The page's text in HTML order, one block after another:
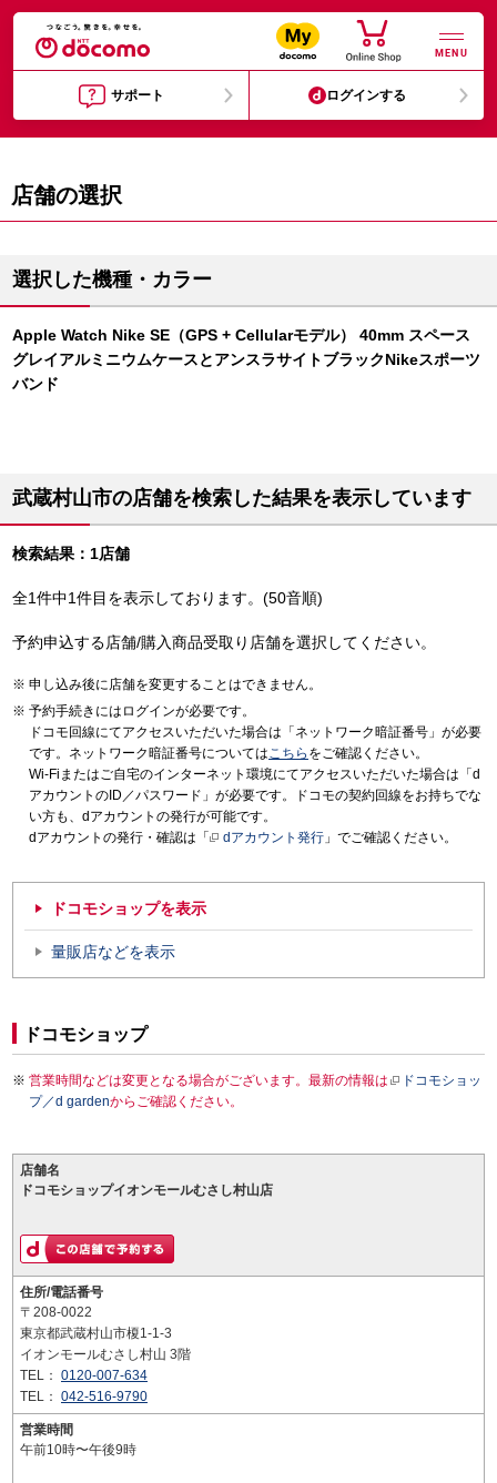
MENU
サポート ログインする
店舗の選択
選択した機種・カラー
Apple Watch Nike SE（GPS + Cellularモデル） 40mm スペース
グレイアルミニウムケースとアンスラサイトブラックNikeスポーツ
バンド
武蔵村山市の店舗を検索した結果を表示しています
検索結果：1店舗
全1件中1件目を表示しております。(50音順)
予約申込する店舗/購入商品受取り店舗を選択してください。
申し込み後に店舗を変更することはできません。
予約手続きにはログインが必要です。
ドコモ回線にてアクセスいただいた場合は「ネットワーク暗証番号」が必要
です。ネットワーク暗証番号についてはこちら をご確認ください。
Wi-Fiまたはご自宅のインターネット環境にてアクセスいただいた場合は「d
アカウントのID／パスワード」が必要です。ドコモの契約回線をお持ちでな
い方も、dアカウントの発行が可能です。
dアカウントの発行・確認は「
dアカウント発行 」でご確認ください。
ドコモショップを表示
量販店などを表示
ドコモショップ
営業時間などは変更となる場合がございます。最新の情報は
ドコモショッ
プ／d gardenからご確認ください。
店舗名
ドコモショップイオンモールむさし村山店
住所/電話番号
〒208-0022
東京都武蔵村山市榎1-1-3
イオンモールむさし村山 3階
TEL： 0120-007-634
TEL： 042-516-9790
営業時間
午前10時〜午後9時